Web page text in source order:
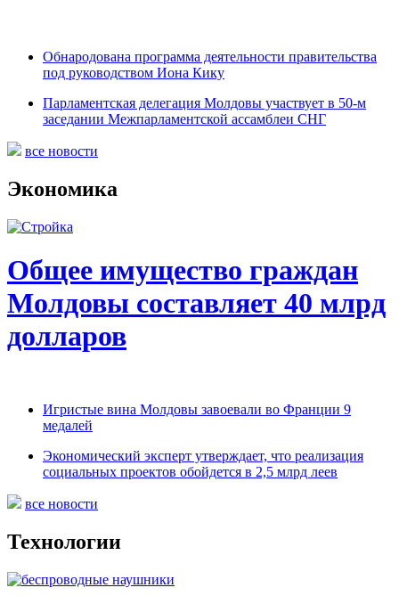
Обнародована программа деятельности правительства
под руководством Иона Кику
Парламентская делегация Молдовы участвует в 50-м
заседании Межпарламентской ассамблеи СНГ
все новости
Экономика
Общее имущество граждан
Молдовы составляет 40 млрд
долларов
Игристые вина Молдовы завоевали во Франции 9
медалей
Экономический эксперт утверждает, что реализация
социальных проектов обойдется в 2,5 млрд леев
все новости
Технологии